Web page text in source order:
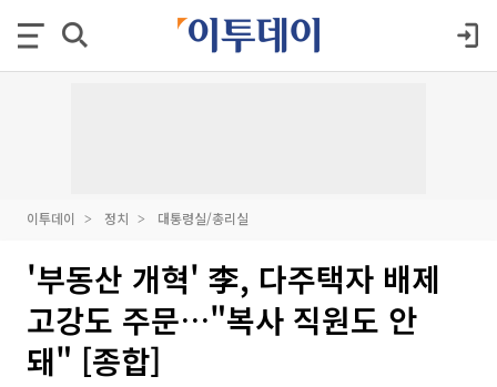
이투데이 정치 대통령실/총리실
'부동산 개혁' 李, 다주택자 배제
고강도 주문…"복사 직원도 안
돼" [종합]